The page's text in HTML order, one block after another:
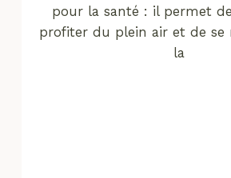
pour la santé : il permet
profiter du plein air et de se
la